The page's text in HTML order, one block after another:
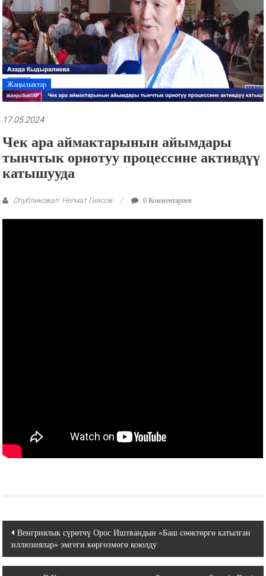
рекламные
ролики
и
презентации.
Жаңылыктар
17.05.2024
Чек ара аймактарынын айымдары
тынчтык орнотуу процессине активдүү
катышууда
Опубликовал: Негмат Гиясов 0 Комментариев
Навигация
по
Венгриялык сүрөтчү Орос Иштвандын «Баш сөөктөргө катылган
иллюзиялар» эмгеги көргөзмөгө коюлду